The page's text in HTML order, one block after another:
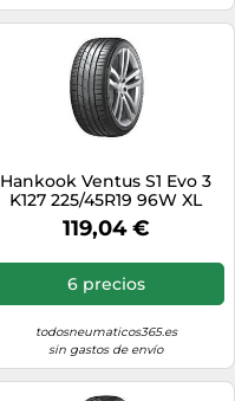
Hankook Ventus S1 Evo 3
K127 225/45R19 96W XL
119,04 €
6 precios
todosneumaticos365.es
sin gastos de envío